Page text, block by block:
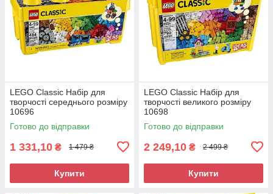
LEGO Classic Набір для
творчості середнього розміру
10696
Готово до відправки
1 331,10 ₴ 1 479 ₴
Купити
LEGO Classic Набір для
творчості великого розміру
10698
Готово до відправки
2 249,10 ₴ 2 499 ₴
Купити